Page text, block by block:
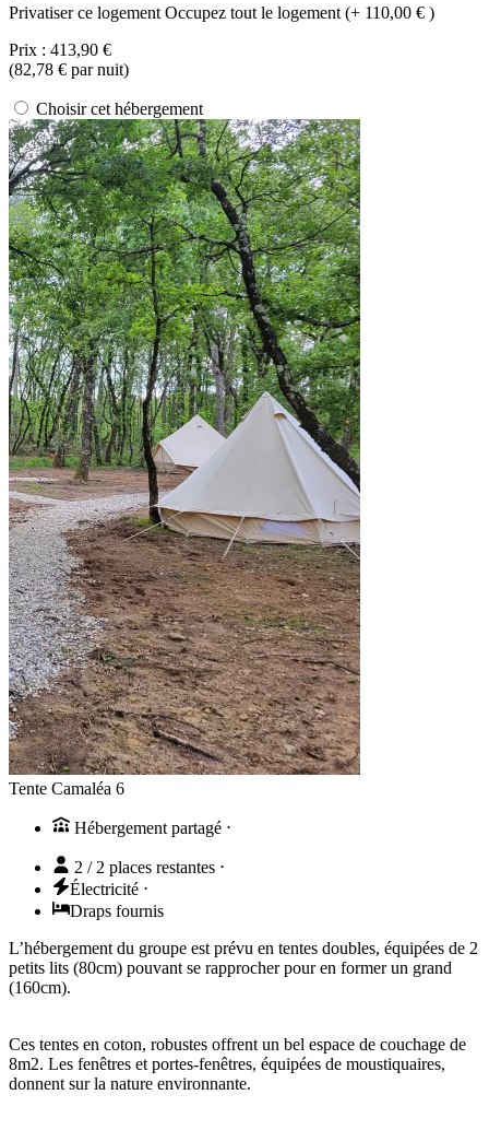
Privatiser ce logement Occupez tout le logement (+ 110,00 € )
Prix : 413,90 €
(82,78 € par nuit)
Choisir cet hébergement
Tente Camaléa 6
Hébergement partagé ⋅
2 / 2 places restantes ⋅
Électricité ⋅
Draps fournis
L’hébergement du groupe est prévu en tentes doubles, équipées de 2
petits lits (80cm) pouvant se rapprocher pour en former un grand
(160cm).
Ces tentes en coton, robustes offrent un bel espace de couchage de
8m2. Les fenêtres et portes-fenêtres, équipées de moustiquaires,
donnent sur la nature environnante.